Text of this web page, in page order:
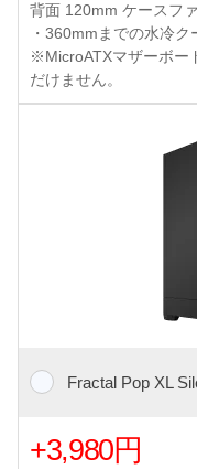
背面 120mm ケースフ
・360mmまでの水冷ク
※MicroATXマザーボー
だけません。
Fractal Pop XL
+3,980円